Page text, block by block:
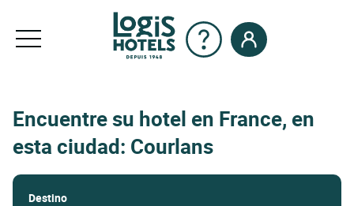
Encuentre su hotel en France, en
esta ciudad: Courlans
Destino